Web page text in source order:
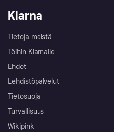
Klarna
Tietoja meistä
Töihin Klarnalle
Ehdot
Lehdistöpalvelut
Tietosuoja
Turvallisuus
Wikipink